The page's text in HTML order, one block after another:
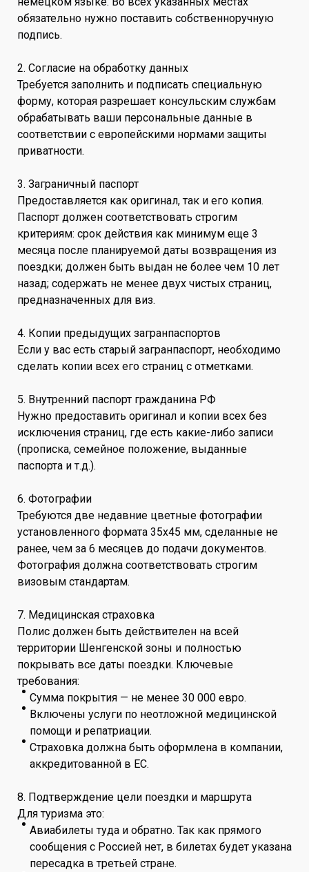
обязательно нужно поставить собственноручную
подпись.
2. Согласие на обработку данных
Требуется заполнить и подписать специальную
форму, которая разрешает консульским службам
обрабатывать ваши персональные данные в
соответствии с европейскими нормами защиты
приватности.
3. Заграничный паспорт
Предоставляется как оригинал, так и его копия.
Паспорт должен соответствовать строгим
критериям: срок действия как минимум еще 3
месяца после планируемой даты возвращения из
поездки; должен быть выдан не более чем 10 лет
назад; содержать не менее двух чистых страниц,
предназначенных для виз.
4. Копии предыдущих загранпаспортов
Если у вас есть старый загранпаспорт, необходимо
сделать копии всех его страниц с отметками.
5. Внутренний паспорт гражданина РФ
Нужно предоставить оригинал и копии всех без
исключения страниц, где есть какие-либо записи
(прописка, семейное положение, выданные
паспорта и т.д.).
6. Фотографии
Требуются две недавние цветные фотографии
установленного формата 35x45 мм, сделанные не
ранее, чем за 6 месяцев до подачи документов.
Фотография должна соответствовать строгим
визовым стандартам.
7. Медицинская страховка
Полис должен быть действителен на всей
территории Шенгенской зоны и полностью
покрывать все даты поездки. Ключевые
требования:
Сумма покрытия — не менее 30 000 евро.
Включены услуги по неотложной медицинской
помощи и репатриации.
Страховка должна быть оформлена в компании,
аккредитованной в ЕС.
8. Подтверждение цели поездки и маршрута
Для туризма это:
Авиабилеты туда и обратно. Так как прямого
сообщения с Россией нет, в билетах будет указана
пересадка в третьей стране.